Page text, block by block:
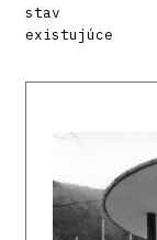
stav
existujúce